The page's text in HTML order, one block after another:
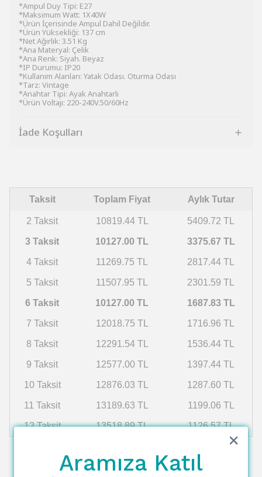
*Ampul Duy Tipi: E27
*Maksimum Watt: 1X40W
*Ürün İçerisinde Ampul Dahil Değildir.
*Ürün Yüksekliği: 137 cm
*Net Ağırlık: 3.51 Kg
*Ana Materyal: Çelik
*Ana Renk: Siyah. Beyaz
*IP Durumu: IP20
*Kullanım Alanları: Yatak Odası. Oturma Odası
*Tarz: Vintage
*Anahtar Tipi: Ayak Anahtarlı
*Ürün Voltajı: 220-240V.50/60Hz
İade Koşulları
Taksit Toplam Fiyat Aylık Tutar
2 Taksit 10819.44 TL 5409.72 TL
3 Taksit 10127.00 TL 3375.67 TL
4 Taksit 11269.75 TL 2817.44 TL
5 Taksit 11507.95 TL 2301.59 TL
6 Taksit 10127.00 TL 1687.83 TL
7 Taksit 12018.75 TL 1716.96 TL
8 Taksit 12291.54 TL 1536.44 TL
9 Taksit 12577.00 TL 1397.44 TL
10 Taksit 12876.03 TL 1287.60 TL
11 Taksit 13189.63 TL 1199.06 TL
12 Taksit 13518.89 TL 1126.57 TL
Aramıza Katıl